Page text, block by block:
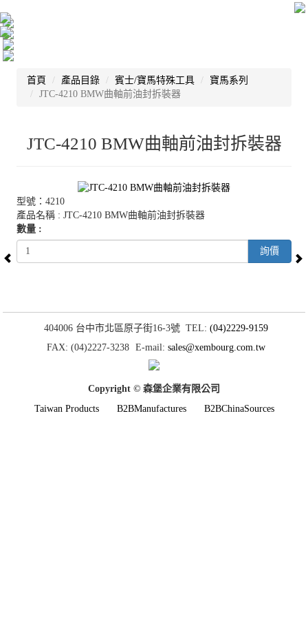
首頁 產品目錄 賓士/寶馬特殊工具
寶馬系列
JTC-4210 BMW曲軸前油封拆裝器
JTC-4210 BMW曲軸前油封拆裝器
型號：4210
產品名稱 : JTC-4210 BMW曲軸前油封拆裝器
數量 :
詢價
404006 台中市北區原子街16-3號 TEL: (04)2229-9159
FAX: (04)2227-3238 E-mail: sales@xembourg.com.tw
Copyright © 森堡企業有限公司
Taiwan Products
B2BManufactures B2BChinaSources